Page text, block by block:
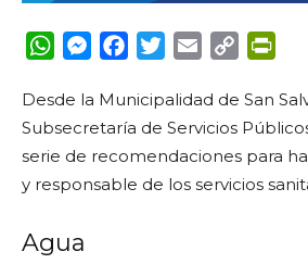
WhatsApp
Messenger
FacebookTwitterEmail Copy
Desde la Municipalidad de San
Subsecretaría de Servicios
serie de recomendaciones para
y responsable de los servicios
Agua